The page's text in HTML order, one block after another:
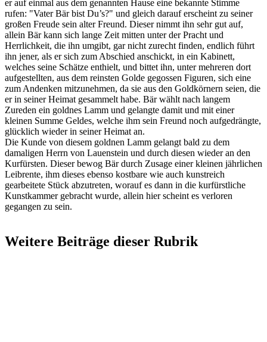
er auf einmal aus dem genannten Hause eine bekannte Stimme
rufen: "Vater Bär bist Du’s?" und gleich darauf erscheint zu seiner
großen Freude sein alter Freund. Dieser nimmt ihn sehr gut auf,
allein Bär kann sich lange Zeit mitten unter der Pracht und
Herrlichkeit, die ihn umgibt, gar nicht zurecht finden, endlich führt
ihn jener, als er sich zum Abschied anschickt, in ein Kabinett,
welches seine Schätze enthielt, und bittet ihn, unter mehreren dort
aufgestellten, aus dem reinsten Golde gegossen Figuren, sich eine
zum Andenken mitzunehmen, da sie aus den Goldkörnern seien, die
er in seiner Heimat gesammelt habe. Bär wählt nach langem
Zureden ein goldnes Lamm und gelangte damit und mit einer
kleinen Summe Geldes, welche ihm sein Freund noch aufgedrängte,
glücklich wieder in seiner Heimat an.
Die Kunde von diesem goldnen Lamm gelangt bald zu dem
damaligen Herrn von Lauenstein und durch diesen wieder an den
Kurfürsten. Dieser bewog Bär durch Zusage einer kleinen jährlichen
Leibrente, ihm dieses ebenso kostbare wie auch kunstreich
gearbeitete Stück abzutreten, worauf es dann in die kurfürstliche
Kunstkammer gebracht wurde, allein hier scheint es verloren
gegangen zu sein.
Weitere Beiträge dieser Rubrik